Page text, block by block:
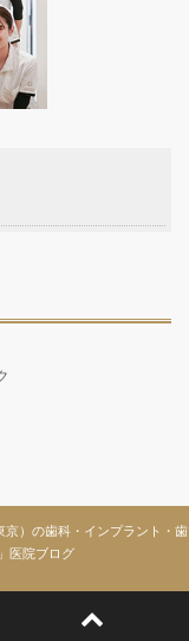
）の歯科・インプラント・歯
医院ブログ